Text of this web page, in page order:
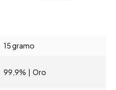
15 gramo
99,9% | Oro